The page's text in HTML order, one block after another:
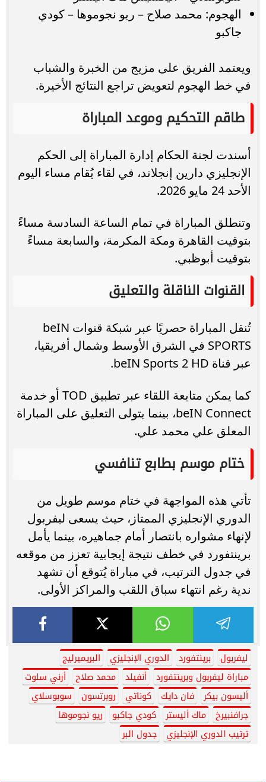
الهجوم: محمد صلاح – ريو نجوموها – كودي
جاكبو
ويعتمد الفريق على مزيج من الخبرة والشباب
في خط الهجوم لتعويض تراجع النتائج الأخيرة.
طاقم التحكيم وموعد المباراة
أسندت لجنة الحكام إدارة المباراة إلى الحكم
الإنجليزي دارين إنجلاند، في لقاء يُقام مساء اليوم
الأحد 24 مايو 2026.
وتنطلق المباراة في تمام الساعة السادسة مساءً
بتوقيت القاهرة ومكة المكرمة، والسابعة مساءً
بتوقيت أبوظبي.
القنوات الناقلة والتعليق
تُنقل المباراة حصريًا عبر شبكة قنوات beIN
SPORTS في الشرق الأوسط وشمال أفريقيا،
عبر قناة beIN Sports 2 HD.
كما يمكن متابعة اللقاء عبر تطبيق TOD أو خدمة
beIN Connect، بينما يتولى التعليق على المباراة
المعلق علي محمد علي.
ختام موسم بطابع تنافسي
تأتي هذه المواجهة في ختام موسم طويل من
الدوري الإنجليزي الممتاز، حيث يسعى ليفربول
لإنهاء مشواره بانتصار أمام جماهيره، بينما يأمل
برينتفورد في خطف نتيجة إيجابية تعزز من موقعه
في جدول الترتيب، في مباراة يُتوقع أن تشهد
ندية رغم انتهاء سباق اللقب والمراكز الأولى.
ليفربول برينتفورد الدوري الإنجليزي
البريميرليج
مباراة ليفربول وبرينتفورد
أنفيلد محمد صلاح
أرني سلوت
أليسون بيكر
فان دايك كوناتي روبرتسون
سوبوسلاي
جرافنبيرخ
ماك أليستر كودي جاكبو
ريو نجوموها
ترتيب الدوري الإنجليزي
جدول البر